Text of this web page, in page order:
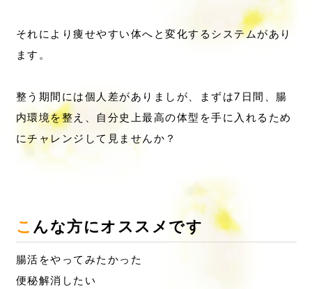
それにより痩せやすい体へと変化するシステムがあり
ます。
整う期間には個人差がありましが、まずは7日間、腸
内環境を整え、自分史上最高の体型を手に入れるため
にチャレンジして見ませんか？
こんな方にオススメです
腸活をやってみたかった
便秘解消したい